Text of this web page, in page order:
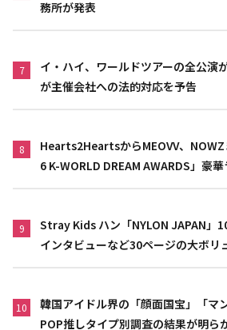
務所が発表
7
イ・ハイ、ワールドツアーの全公
が主催会社への法的対応を予告
8
Hearts2HeartsからMEOVV、
6 K-WORLD DREAM AWARDS」豪
9
Stray Kids ハン「NYLON JAPAN」
インタビューなど30ページの大ボリ
10
韓国アイドル界の「顔面国宝」「マ
POP推しタイプ別調査の結果が明ら